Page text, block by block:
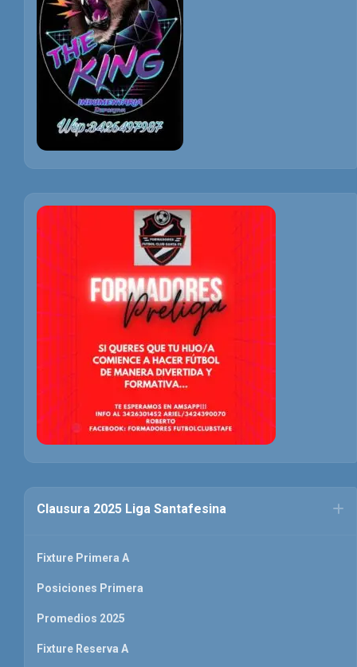
Clausura 2025 Liga Santafesina
Fixture Primera A
Posiciones Primera
Promedios 2025
Fixture Reserva A